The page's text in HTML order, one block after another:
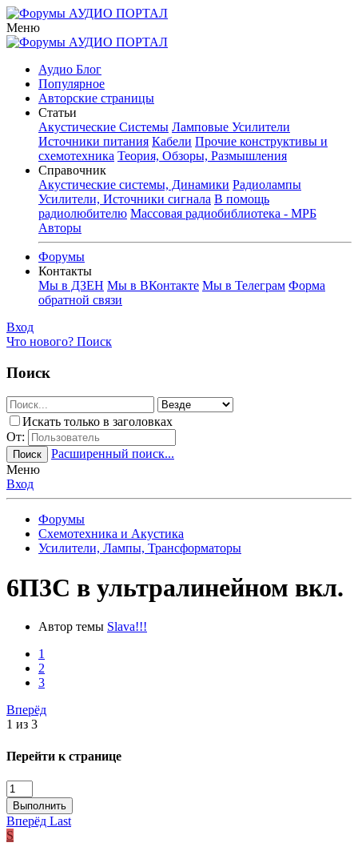
Меню
Аудио Блог
Популярное
Авторские страницы
Статьи
Акустические Системы Ламповые Усилители
Источники питания Кабели Прочие конструктивы и
схемотехника Теория, Обзоры, Размышления
Справочник
Акустические системы, Динамики Радиолампы
Усилители, Источники сигнала В помощь
радиолюбителю Массовая радиобиблиотека - МРБ
Авторы
Форумы
Контакты
Мы в ДЗЕН Мы в ВКонтакте Мы в Телеграм Форма
обратной связи
Вход
Что нового? Поиск
Поиск
Искать только в заголовках
От:
Поиск
Расширенный поиск...
Меню
Вход
Форумы
Схемотехника и Акустика
Усилители, Лампы, Трансформаторы
6П3С в ультралинейном вкл.
Автор темы Slava!!!
1
2
3
Вперёд
1 из 3
Перейти к странице
Выполнить
Вперёд Last
S